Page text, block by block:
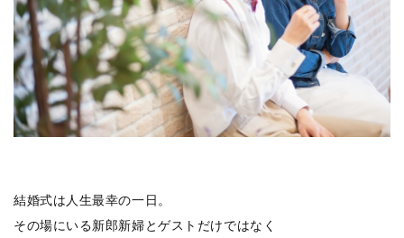
結婚式は人生最幸の一日。
その場にいる新郎新婦とゲストだけではなく